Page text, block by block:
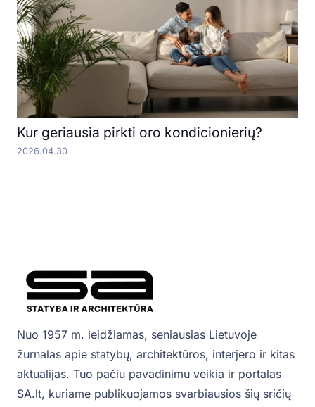
Kur geriausia pirkti oro kondicionierių?
2026.04.30
Nuo 1957 m. leidžiamas, seniausias Lietuvoje
žurnalas apie statybų, architektūros, interjero ir kitas
aktualijas. Tuo pačiu pavadinimu veikia ir portalas
SA.lt, kuriame publikuojamos svarbiausios šių sričių